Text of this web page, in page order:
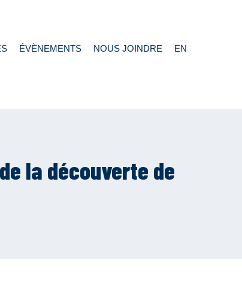
ÉVÈNEMENTS NOUS JOINDRE EN
la découverte de